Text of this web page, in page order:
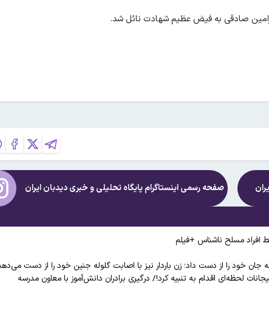
رامین صادقی به فیض عظیم شهادت نائل شد.
صفحه رسمی اینستاگرام پایگاه تحلیلی و خبریدیدبان ایران
افراد مسلح ناشناس +فیلم
لحظه‌ای اقدام به تنبیه کرد!/ درگیری برادران دانش‌آموز با معاون مدرسه